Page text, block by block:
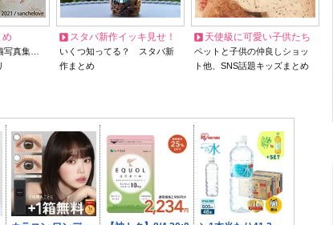
め
写真集…
スタバ新作イッキ見せ！
いくつ知ってる？ スタバ新
作まとめ
天使級に可愛い子供たち
ペットと子供の仲良しショッ
ト他、SNS話題キッズまとめ